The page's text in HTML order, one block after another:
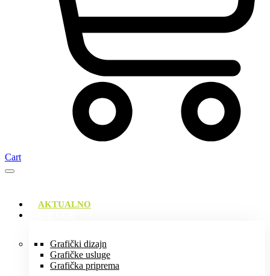
Cart
AKTUALNO
Grafički dizajn
Grafičke usluge
Grafička priprema